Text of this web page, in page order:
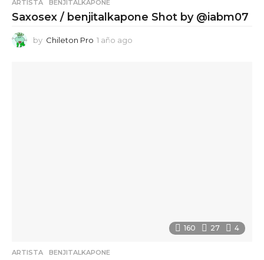
ARTISTA ,BENJITALKAPONE
Saxosex / benjitalkapone Shot by @iabm07
by Chileton Pro 1 año ago
160 27 4
ARTISTA ,BENJITALKAPONE